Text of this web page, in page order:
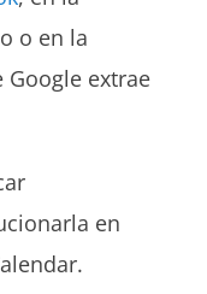
o en la
extrae
en